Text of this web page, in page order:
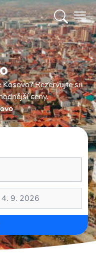
Rezervujte si
ceny.
4. 9. 2026